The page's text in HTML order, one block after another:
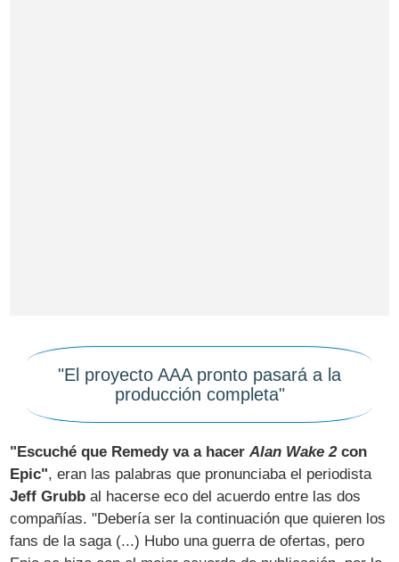
"El proyecto AAA pronto pasará a la
producción completa"
"Escuché que Remedy va a hacerAlan Wake 2con
Epic", eran las palabras que pronunciaba el periodista
Jeff Grubb al hacerse eco del acuerdo entre las dos
compañías. "Debería ser la continuación que quieren los
fans de la saga (...) Hubo una guerra de ofertas, pero